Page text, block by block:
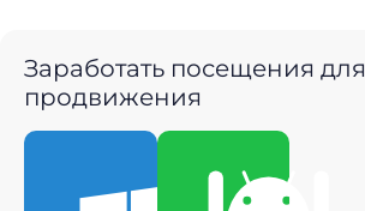
Заработать посещения для
продвижения